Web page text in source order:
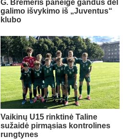
G. Bremeris paneigė gandus dėl
galimo išvykimo iš „Juventus“
klubo
Vaikinų U15 rinktinė Taline
sužaidė pirmąsias kontrolines
rungtynes